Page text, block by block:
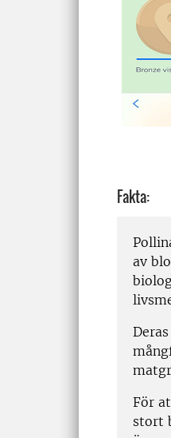
Fakta:
av
För
stort